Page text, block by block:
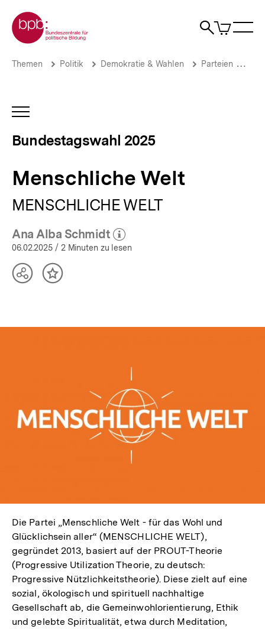
zum
Seiteninhalt
springen
Zur Startseite der bpb
Suche
Artikel
im
Menschliche
2025
Brotkrümelnavigation
Pfadnavigation
Themen Politik Demokratie & Wahlen Parteien
INHALTSNAVIGATION
Bundestagswahl 2025
Menschliche Welt
MENSCHLICHE WELT
Ana Alba Schmidt
(Mehr zum Autor)
öffnen
06.02.2025 / 2 Minuten zu lesen
TeilenInhalt
In
Lightbox
öffnen
Die Partei „Menschliche Welt - für das Wohl und
Glücklichsein aller“ (MENSCHLICHE WELT),
gegründet 2013, basiert auf der PROUT-Theorie
(Progressive Utilization Theorie, zu deutsch:
Progressive Nützlichkeitstheorie). Diese zielt auf eine
sozial, ökologisch und spirituell nachhaltige
Gesellschaft ab, die Gemeinwohlorientierung, Ethik
und gelebte Spiritualität, etwa durch Meditation,